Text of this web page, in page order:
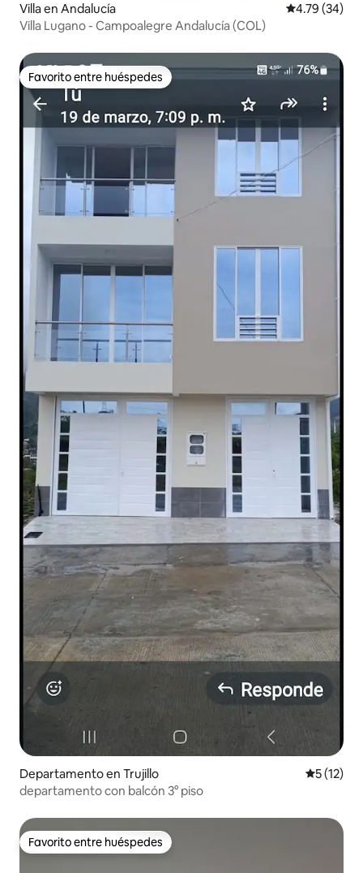
Villa en Andalucía Calificación
4.79 (34)
Villa Lugano - Campoalegre Andalucía (COL)
Favorito entre huéspedes
Favorito entre huéspedes
Departamento en Trujillo
5 (12)
departamento con balcón 3° piso
Favorito entre huéspedes
Favorito entre huéspedes